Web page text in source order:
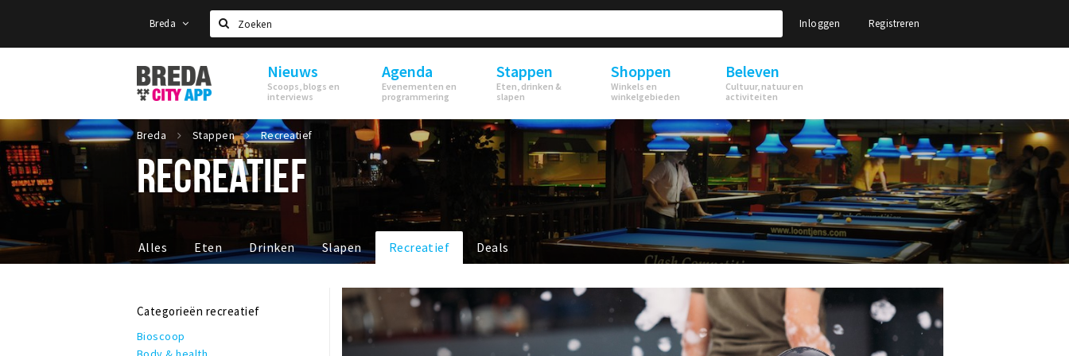
Breda
Zoeken
Inloggen Registreren
Stappen
&
Shoppen
Breda
Nieuws
Scoops, blogs en
interviews
Agenda
Evenementen en
programmering
Stappen
Eten, drinken &
slapen
Shoppen
Winkels en
winkelgebieden
Beleven
Cultuur, natuur en
activiteiten
Breda Stappen Recreatief
RECREATIEF
Alles Eten Drinken Slapen Recreatief Deals
Categorieën recreatief
Bioscoop